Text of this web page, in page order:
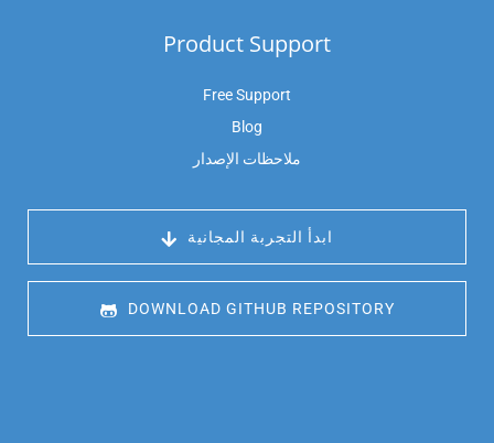
Product Support
Free Support
Blog
ملاحظات الإصدار
ابدأ التجربة المجانية
DOWNLOAD GITHUB REPOSITORY